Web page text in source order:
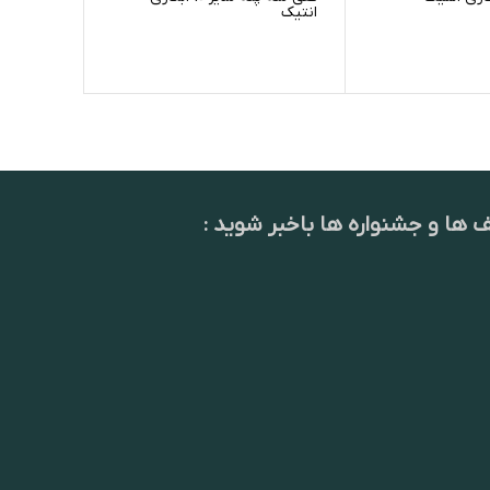
انتیک
ها و جشنواره ها باخبر شوید :